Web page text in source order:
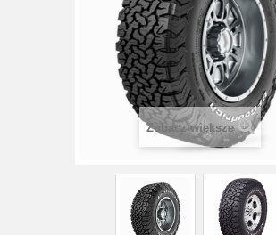
Zobacz większe